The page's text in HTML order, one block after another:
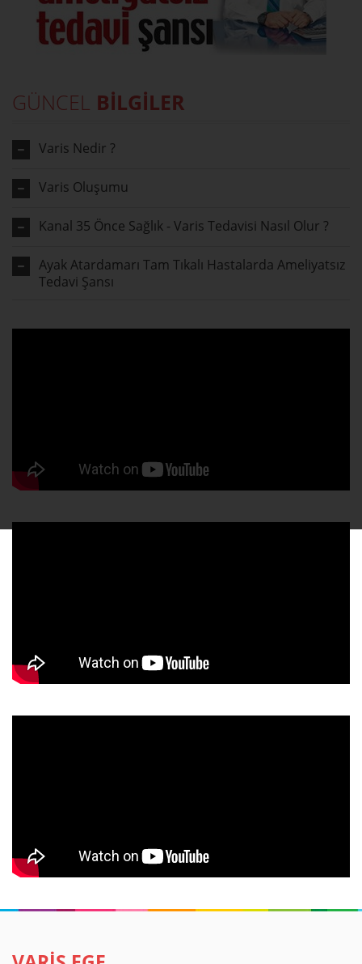
GÜNCEL BİLGİLER
Varis Nedir ?
Varis Oluşumu
Kanal 35 Önce Sağlık - Varis Tedavisi Nasıl Olur ?
Ayak Atardamarı Tam Tıkalı Hastalarda Ameliyatsız
Tedavi Şansı